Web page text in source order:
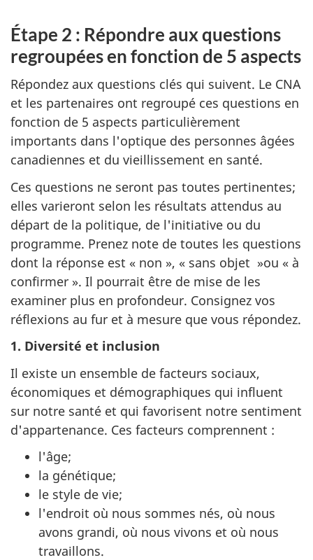
Étape 2 : Répondre aux questions
regroupées en fonction de 5 aspects
Répondez aux questions clés qui suivent. Le CNA
et les partenaires ont regroupé ces questions en
fonction de 5 aspects particulièrement
importants dans l'optique des personnes âgées
canadiennes et du vieillissement en santé.
Ces questions ne seront pas toutes pertinentes;
elles varieront selon les résultats attendus au
départ de la politique, de l'initiative ou du
programme. Prenez note de toutes les questions
dont la réponse est « non », « sans objet »ou « à
confirmer ». Il pourrait être de mise de les
examiner plus en profondeur. Consignez vos
réflexions au fur et à mesure que vous répondez.
1. Diversité et inclusion
Il existe un ensemble de facteurs sociaux,
économiques et démographiques qui influent
sur notre santé et qui favorisent notre sentiment
d'appartenance. Ces facteurs comprennent :
l'âge;
la génétique;
le style de vie;
l'endroit où nous sommes nés, où nous
avons grandi, où nous vivons et où nous
travaillons.